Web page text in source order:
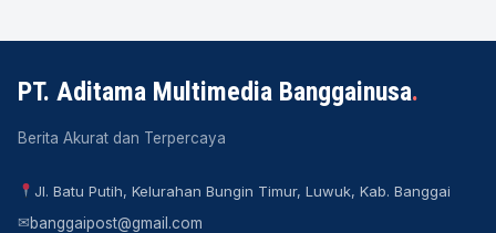
PT. Aditama Multimedia Banggainusa.
Berita Akurat dan Terpercaya
Jl. Batu Putih, Kelurahan Bungin Timur, Luwuk, Kab. Banggai
✉banggaipost@gmail.com